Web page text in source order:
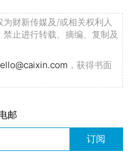
财新传媒及/或相关权利人
止进行转载、摘编、复制及
，获得书面
邮
订阅